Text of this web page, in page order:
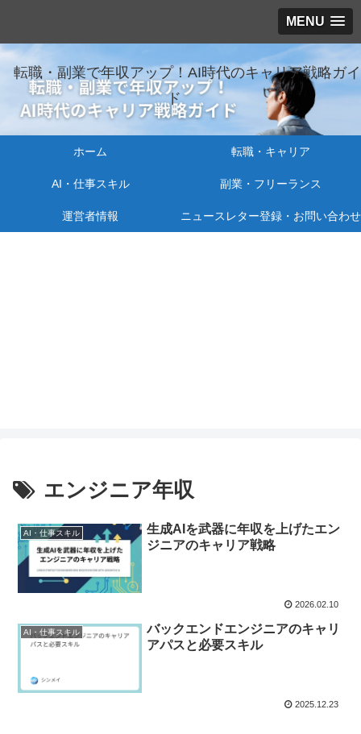
MENU
転職・副業で年収アップ！AI時代のキャリア戦略ガイ
ド
ホーム 転職・キャリア
AI・仕事スキル 副業・フリーランス
運営者情報 ニュースレター登録・お問い合わせ
エンジニア年収
AI・仕事スキル
生成AIを武器に年収を上げたエン
ジニアのキャリア戦略
2026.02.10
AI・仕事スキル
バックエンドエンジニアのキャリ
アパスと必要スキル
2025.12.23